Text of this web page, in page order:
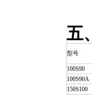
五
型号
100S90
100S90A
150S100